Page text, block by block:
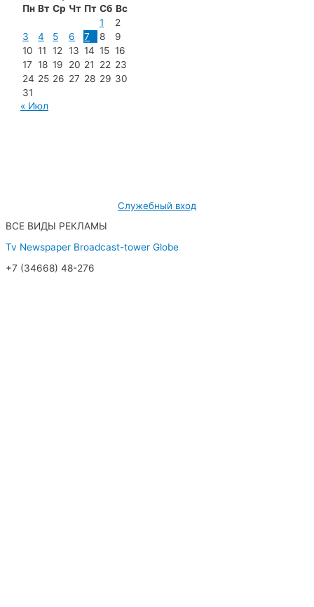
Пн Вт Ср Чт Пт Сб Вс
1
2
3
4 5 6 7 8
9
10 11 12 13 14 15 16
17 18 19 20 21 22 23
24 25 26 27 28 29 30
31
« Июл
Служебный вход
ВСЕ ВИДЫ РЕКЛАМЫ
Tv Newspaper Broadcast-tower Globe
+7 (34668) 48-276